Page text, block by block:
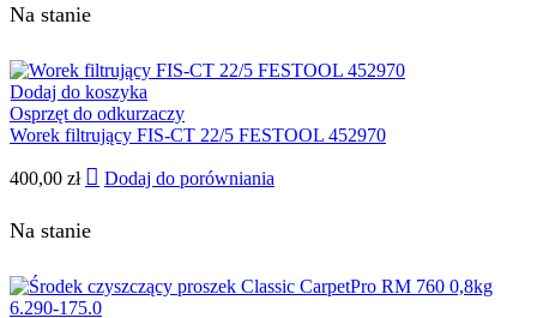
Na stanie
Dodaj do koszyka
Osprzęt do odkurzaczy
Worek filtrujący FIS-CT 22/5 FESTOOL 452970
400,00 zł Dodaj do porówniania
Na stanie